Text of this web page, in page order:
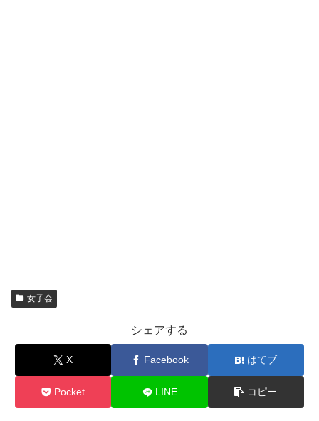
女子会
シェアする
X Facebook はてブ
Pocket LINE コピー